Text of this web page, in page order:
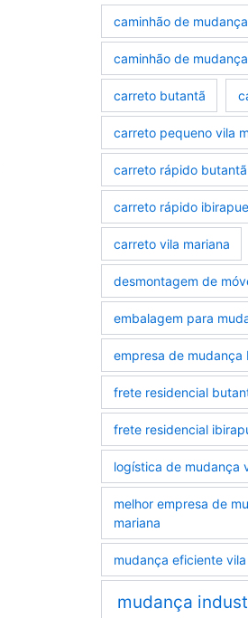
caminhão de
caminhão de
carreto butantã
carreto pequeno vila
carreto rápido butantã
carreto rápido
carreto vila mariana
desmontagem de
embalagem para
empresa de mudança
frete residencial
frete residencial
logística de mudança
melhor empresa de
mariana
mudança eficiente
mudança